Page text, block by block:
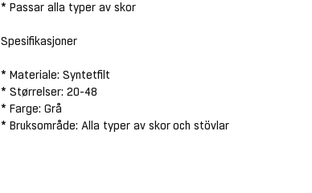
* Passar alla typer av skor
Spesifikasjoner
* Materiale: Syntetfilt
* Størrelser: 20-48
* Farge: Grå
* Bruksområde: Alla typer av skor och stövlar